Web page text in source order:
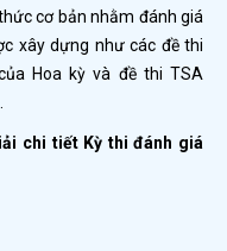
cơ bản nhằm đánh giá
xây dựng như các đề thi
Hoa kỳ và đề thi TSA
chi tiết Kỳ thi đánh giá